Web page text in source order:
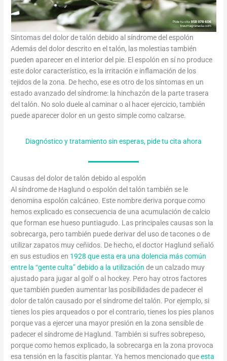
Síntomas del dolor de talón debido al síndrome del espolón
Además del dolor descrito en el talón, las molestias también
pueden aparecer en el interior del pie. El espolón en sí no produce
este dolor característico, es la irritación e inflamación de los
tejidos de la zona. De hecho, ese es otro de los síntomas en un
estado avanzado del síndrome: la hinchazón de la parte trasera
del talón. No solo duele al caminar o al hacer ejercicio, también
puede aparecer dolor en un gesto simple como calzarse.
Diagnóstico y tratamiento sin esperas, pide tu cita ahora
Causas del dolor de talón debido al espolón
Al síndrome de Haglund o espolón del talón también se le
denomina espolón calcáneo. Este nombre deriva porque como
hemos explicado es consecuencia de una acumulación de calcio
que forman ese hueso puntiagudo. Las principales causas son la
sobrecarga, pero también puede derivar del uso de tacones o de
utilizar zapatos muy ceñidos. De hecho, el doctor Haglund señaló
en sus estudios en 1928 que esta era una dolencia más común
entre la “gente culta” debido a la utilización de un calzado muy
ajustado para jugar al golf o al hockey. Pero hay otros factores
que también pueden aumentar las posibilidades de padecer el
dolor de talón causado por el síndrome del talón. Por ejemplo, si
tienes los pies arqueados o por el contrario, tienes los pies planos
porque vas a ejercer una mayor presión en la zona sensible de
padecer el síndrome de Haglund. También si sufres sobrepeso,
porque como hemos explicado, la sobrecarga en la zona provoca
esa tensión en la fascitis plantar. Ya hemos mencionado queesta